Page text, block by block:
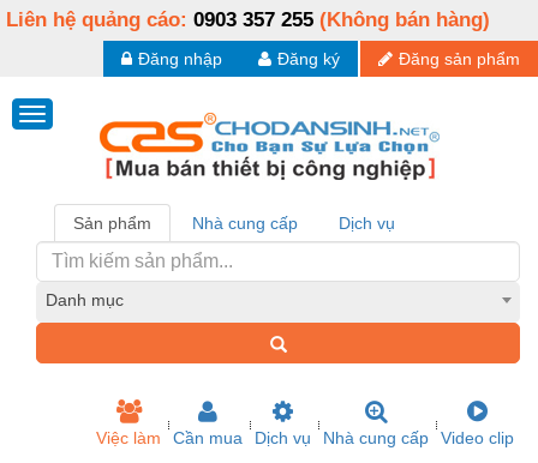
Liên hệ quảng cáo: 0903 357 255 (Không bán hàng)
Đăng sản phẩm
Đăng ký
Đăng nhập
Sản phẩm Nhà cung cấp Dịch vụ
Danh mục
Việc làm Cần mua Dịch vụ Nhà cung cấp Video clip